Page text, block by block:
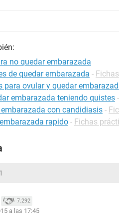
no quedar embarazada
de quedar embarazada -
para ovular y quedar
embarazada teniendo quistes -
con candidiasis -
rapido - Fichas
7.292
a las 17:45